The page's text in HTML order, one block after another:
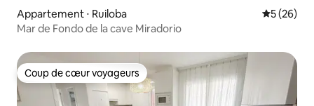
Appartement ⋅ Ruiloba
5 (26)
Mar de Fondo de la cave Miradorio
Coup de cœur voyageurs
Coup de cœur voyageurs